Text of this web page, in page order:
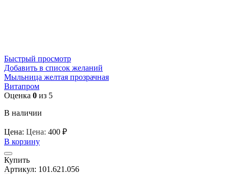
Быстрый просмотр
Добавить в список желаний
Мыльница желтая прозрачная
Витапром
Оценка 0 из 5
В наличии
Цена: Цена: 400 ₽
В корзину
Купить
Артикул: 101.621.056